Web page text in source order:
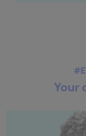
Your